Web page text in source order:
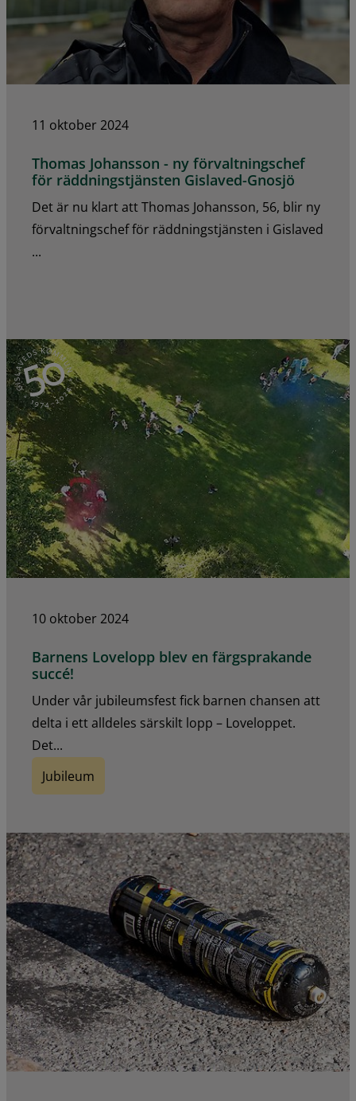
11 oktober 2024
Thomas Johansson - ny förvaltningschef
för räddningstjänsten Gislaved-Gnosjö
Det är nu klart att Thomas Johansson, 56, blir ny
förvaltningschef för räddningstjänsten i Gislaved
...
10 oktober 2024
Barnens Lovelopp blev en färgsprakande
succé!
Under vår jubileumsfest fick barnen chansen att
delta i ett alldeles särskilt lopp – Loveloppet.
Det...
Jubileum